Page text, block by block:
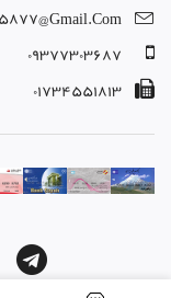
09377303687
01734551813